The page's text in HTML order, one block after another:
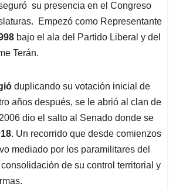
su presencia en el Congreso
Empezó como Representante
bajo el ala del Partido Liberal y del
Terán.
duplicando su votación inicial de
años después, se le abrió al clan de
dio el salto al Senado donde se
. Un recorrido que desde comienzos
mediado por los paramilitares del
de su control territorial y